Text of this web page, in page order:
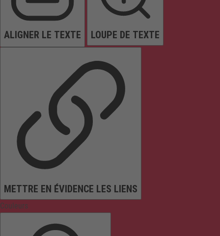
ALIGNER LE TEXTE LOUPE DE TEXTE
METTRE EN ÉVIDENCE LES LIENS
Couleurs